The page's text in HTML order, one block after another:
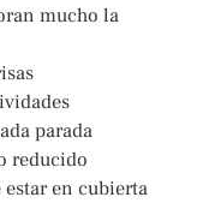
mucho la
parada
reducido
en cubierta